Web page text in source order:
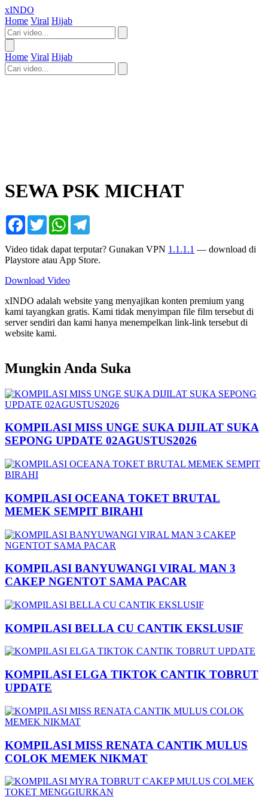
xINDO
Home Viral Hijab
Home Viral Hijab
SEWA PSK MICHAT
Facebook
TwitterWhatsApp
Video tidak dapat terputar? Gunakan VPN 1.1.1.1 — download di
Playstore atau App Store.
Download Video
xINDO adalah website yang menyajikan konten premium yang
kami tayangkan gratis. Kami tidak menyimpan file film tersebut di
server sendiri dan kami hanya menempelkan link-link tersebut di
website kami.
Mungkin Anda Suka
KOMPILASI MISS UNGE SUKA DIJILAT SUKA
SEPONG UPDATE 02AGUSTUS2026
KOMPILASI OCEANA TOKET BRUTAL
MEMEK SEMPIT BIRAHI
KOMPILASI BANYUWANGI VIRAL MAN 3
CAKEP NGENTOT SAMA PACAR
KOMPILASI BELLA CU CANTIK EKSLUSIF
KOMPILASI ELGA TIKTOK CANTIK TOBRUT
UPDATE
KOMPILASI MISS RENATA CANTIK MULUS
COLOK MEMEK NIKMAT